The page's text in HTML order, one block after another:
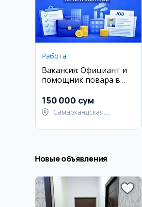
Работа
Вакансия: Официант и
помощник повара в
150 000 сум
Самаркандская
район
Новые объявления